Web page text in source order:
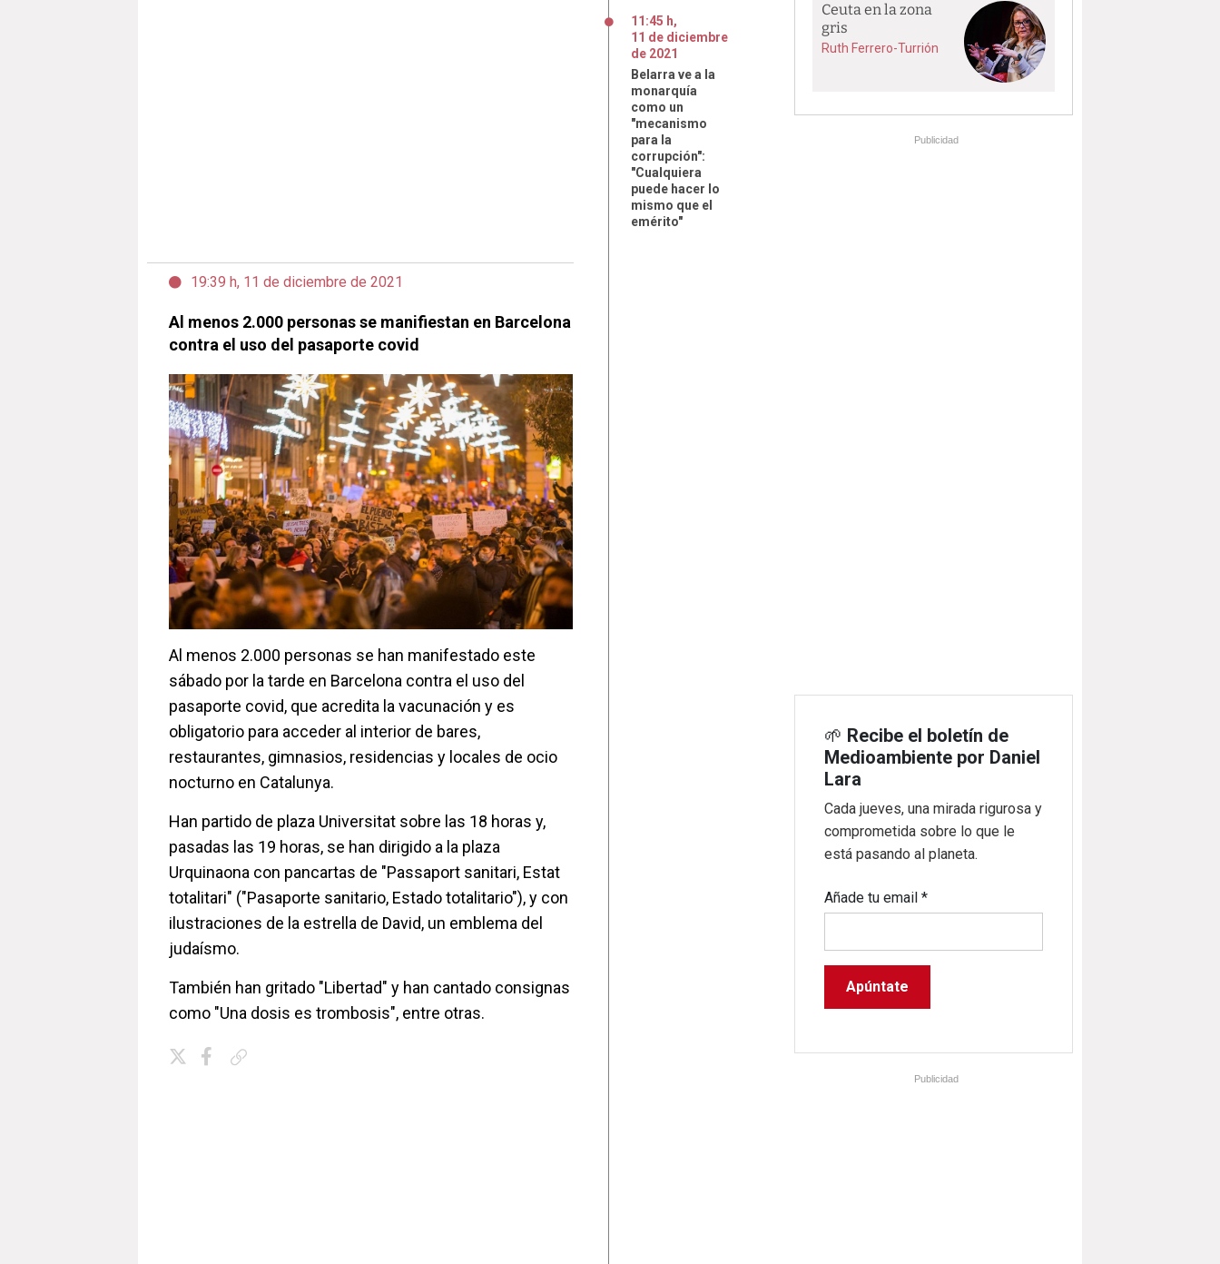
19:39 h, 11 de diciembre de 2021
Al menos 2.000 personas se manifiestan en Barcelona
contra el uso del pasaporte covid
Al menos 2.000 personas se han manifestado este
sábado por la tarde en Barcelona contra el uso del
pasaporte covid, que acredita la vacunación y es
obligatorio para acceder al interior de bares,
restaurantes, gimnasios, residencias y locales de ocio
nocturno en Catalunya.
Han partido de plaza Universitat sobre las 18 horas y,
pasadas las 19 horas, se han dirigido a la plaza
Urquinaona con pancartas de "Passaport sanitari, Estat
totalitari" ("Pasaporte sanitario, Estado totalitario"), y con
ilustraciones de la estrella de David, un emblema del
judaísmo.
También han gritado "Libertad" y han cantado consignas
como "Una dosis es trombosis", entre otras.
11:45 h,
11 de diciembre
de 2021
Belarra ve a la
monarquía
como un
"mecanismo
para la
corrupción":
"Cualquiera
puede hacer lo
mismo que el
emérito"
Ceuta en la zona
gris
Ruth Ferrero-Turrión
Publicidad
🌱 Recibe el boletín de
Medioambiente por Daniel
Lara
Cada jueves, una mirada rigurosa y
comprometida sobre lo que le
está pasando al planeta.
Añade tu email*
Publicidad